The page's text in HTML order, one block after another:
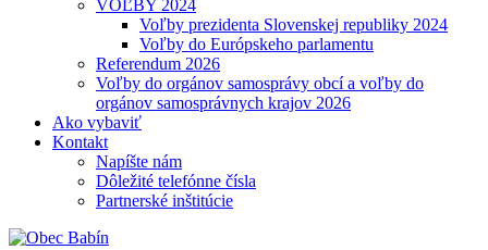
VOĽBY 2024
Voľby prezidenta Slovenskej republiky 2024
Voľby do Európskeho parlamentu
Referendum 2026
Voľby do orgánov samosprávy obcí a voľby do
orgánov samosprávnych krajov 2026
Ako vybaviť
Kontakt
Napíšte nám
Dôležité telefónne čísla
Partnerské inštitúcie